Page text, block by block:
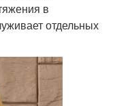
в
отдельных